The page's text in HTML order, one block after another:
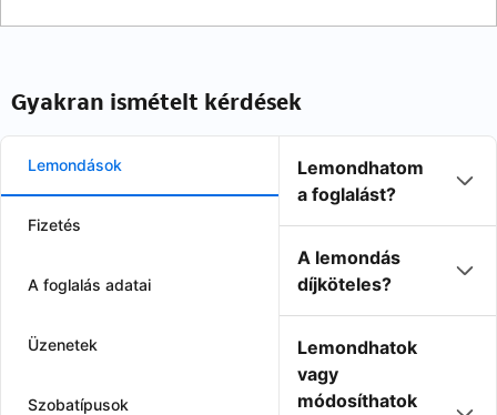
Gyakran ismételt kérdések
Lemondások
Fizetés
A foglalás adatai
Üzenetek
Szobatípusok
Lemondhatom
a foglalást?
A lemondás
díjköteles?
Lemondhatok
vagy
módosíthatok